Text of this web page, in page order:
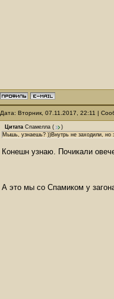
Дата: Вторник, 07.11.2017, 22:11 |
Цитата Спамелла (
)
Мышь, узнаешь? ))Внутрь не заходили, но
Конешн узнаю. Почикали
А это мы со Спамиком у